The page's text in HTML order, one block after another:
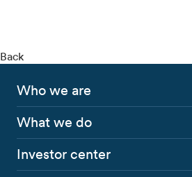
Back
Who we are
What we do
Investor center